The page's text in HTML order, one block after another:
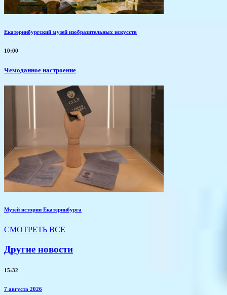
Екатеринбургский музей изобразительных искусств
10:00
Чемоданное настроение
Музей истории Екатеринбурга
СМОТРЕТЬ ВСЕ
Другие новости
15:32
7 августа 2026